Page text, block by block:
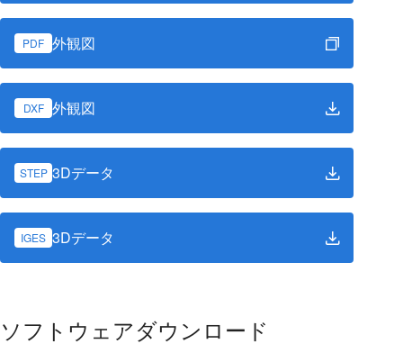
PDF 外観図
DXF 外観図
STEP 3Dデータ
IGES 3Dデータ
ソフトウェアダウンロード